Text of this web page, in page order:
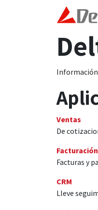
Información
Ventas
De
Facturación
Facturas y
CRM
Lleve